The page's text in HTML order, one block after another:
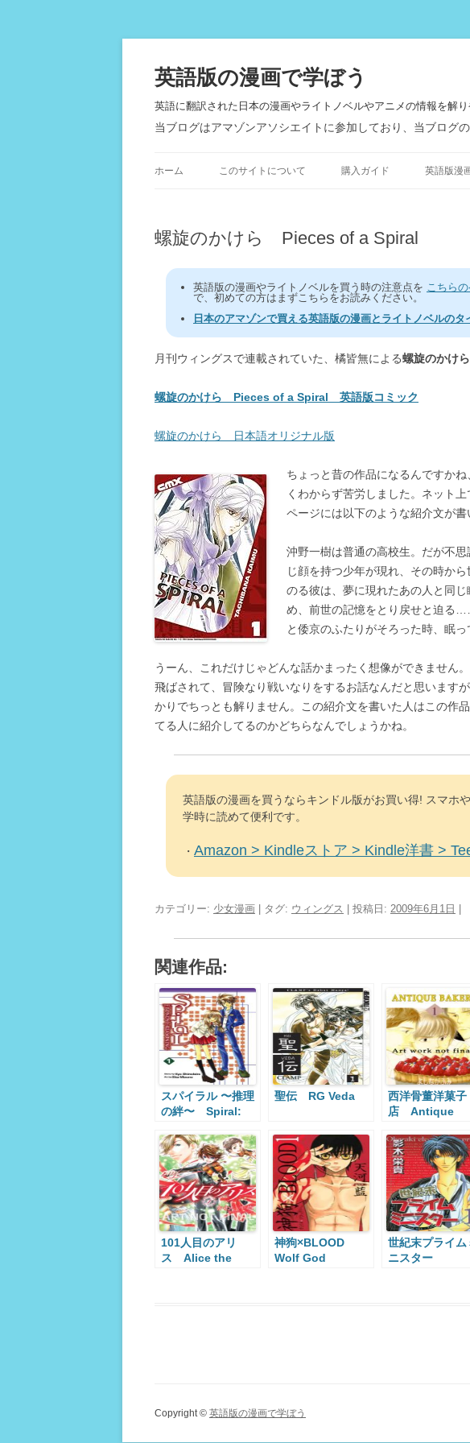
英語版の漫画で学ぼう
英語に翻訳された日本の漫画やライトノベルやアニメの情報を解
当ブログはアマゾンアソシエイトに参加しており、当ブログ
ホーム このサイトについて 購入ガイド 英語版漫
螺旋のかけら Pieces of a Spiral
英語版の漫画やライトノベルを買う時の注意点を こちら
で、初めての方はまずこちらをお読みください。
日本のアマゾンで買える英語版の漫画とライトノベルのタ
月刊ウィングスで連載されていた、橘皆無による螺旋のかけら
螺旋のかけら Pieces of a Spiral 英語版コミック
螺旋のかけら 日本語オリジナル版
ちょっと昔の作品になるんですか
くわからず苦労しました。ネット
ページには以下のような紹介文が書
沖野一樹は普通の高校生。だが不
じ顔を持つ少年が現れ、その時か
のる彼は、夢に現れたあの人と同
め、前世の記憶をとり戻せと迫
と倭京のふたりがそろった時、眠
うーん、これだけじゃどんな話かまったく想像ができません
飛ばされて、冒険なり戦いなりをするお話なんだと思います
かりでちっとも解りません。この紹介文を書いた人はこの作
てる人に紹介してるのかどちらなんでしょうかね。
英語版の漫画を買うならキンドル版がお買い得! スマホ
学時に読めて便利です。
・ Amazon > Kindleストア > Kindle洋書 >
カテゴリー: 少女漫画 | タグ: ウィングス | 投稿日: 2009年6月1日
関連作品:
スパイラル 〜推理
の絆〜 Spiral:
Reasoning
聖伝 RG Veda
西洋骨董洋菓子
店 Antique
101人目のアリ
ス Alice the
神狗×BLOOD
Wolf God
世紀末プライム
ニスター
Copyright © 英語版の漫画で学ぼう